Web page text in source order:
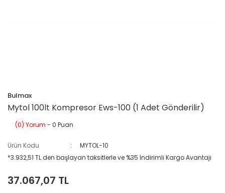
Bulmax
Mytol 100lt Kompresor Ews-100 (1 Adet Gönderilir)
(0) Yorum - 0 Puan
Ürün Kodu
MYTOL-10
*3.932,51 TL den başlayan taksitlerle ve %35 İndirimli Kargo Avantajı
37.067,07 TL